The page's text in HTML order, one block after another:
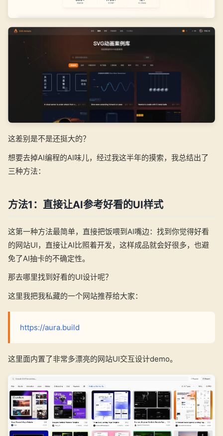
这差别是不是还挺大的？
想要去掉AI编程的AI味儿，经过我这半年的摸索，我总结出了
三种方法：
方法1：直接让AI参考好看的UI样式
这第一种方法最简单，直接把饭喂到AI嘴边：找到你觉得好看
的网站UI，直接让AI比照着开发，这样成品就会好很多，也避
免了AI抽卡的不确定性。
那去哪里找到好看的UI设计呢？
这里我把我私藏的一个网站推荐给大家：
https://aura.build
这里面内置了非常多漂亮的网站UI交互设计demo。